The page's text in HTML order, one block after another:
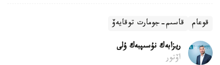
قوعام قاسىم-جومارت توقايەۆ
ريزابەك نۇسىپبەك ۇلى
اۆتور